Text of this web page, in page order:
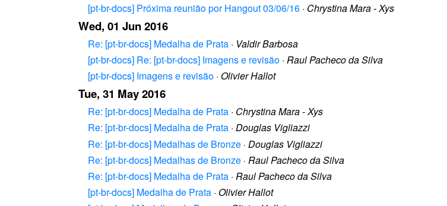
[pt-br-docs] Próxima reunião por Hangout 03/06/16 · Chrystina Mara - Xys
Wed, 01 Jun 2016
Re: [pt-br-docs] Medalha de Prata · Valdir Barbosa
[pt-br-docs] Re: [pt-br-docs] Imagens e revisão · Raul Pacheco da Silva
[pt-br-docs] Imagens e revisão · Olivier Hallot
Tue, 31 May 2016
Re: [pt-br-docs] Medalha de Prata · Chrystina Mara - Xys
Re: [pt-br-docs] Medalha de Prata · Douglas Vigliazzi
Re: [pt-br-docs] Medalhas de Bronze · Douglas Vigliazzi
Re: [pt-br-docs] Medalhas de Bronze · Raul Pacheco da Silva
Re: [pt-br-docs] Medalha de Prata · Raul Pacheco da Silva
[pt-br-docs] Medalha de Prata · Olivier Hallot